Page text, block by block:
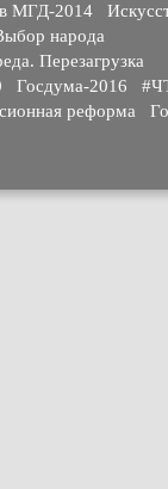
в МГД-2014
народа
Перезагрузка
Госдума-2016
реформа